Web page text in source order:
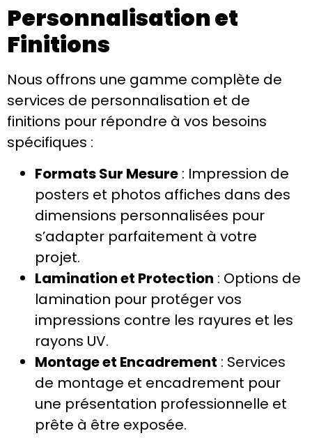
Personnalisation et
Finitions
Nous offrons une gamme complète de
services de personnalisation et de
finitions pour répondre à vos besoins
spécifiques :
Formats Sur Mesure : Impression de
posters et photos affiches dans des
dimensions personnalisées pour
s’adapter parfaitement à votre
projet.
Lamination et Protection : Options de
lamination pour protéger vos
impressions contre les rayures et les
rayons UV.
Montage et Encadrement : Services
de montage et encadrement pour
une présentation professionnelle et
prête à être exposée.